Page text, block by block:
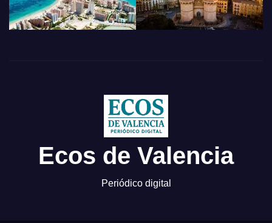
Ecos de Valencia
Periódico digital